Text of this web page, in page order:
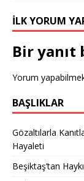
İLK YORUM
Bir yanıt
Yorum
BAŞLIKLAR
Gözaltılarla
Hayaleti
Beşiktaş’tan